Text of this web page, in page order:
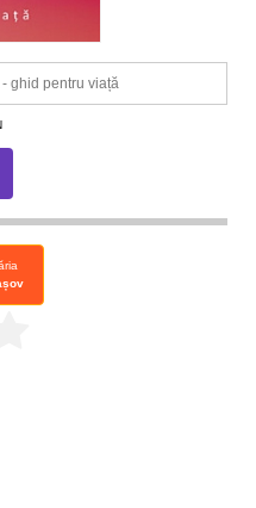
ghid pentru viață